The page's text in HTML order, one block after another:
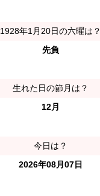
1928年1月20日の六曜は？
先負
生れた日の節月は？
12月
今日は？
2026年08月07日